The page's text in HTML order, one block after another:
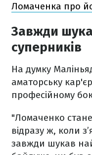
Ломаченка про
Завжди
суперників
На думку
аматорську
професійному
"Ломаченко
відразу ж, коли
завжди шукав